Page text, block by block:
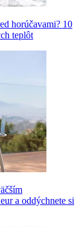
horúčavami? 10
teplôt
a oddýchnete si